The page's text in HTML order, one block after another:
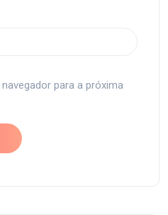
para a próxima